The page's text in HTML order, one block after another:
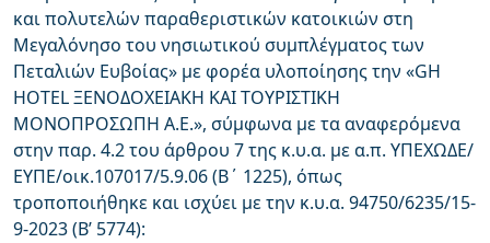
και πολυτελών παραθεριστικών κατοικιών στη
Μεγαλόνησο του νησιωτικού συμπλέγματος των
Πεταλιών Ευβοίας» με φορέα υλοποίησης την «GH
HOTEL ΞΕΝΟΔΟΧΕΙΑΚΗ ΚΑΙ ΤΟΥΡΙΣΤΙΚΗ
ΜΟΝΟΠΡΟΣΩΠΗ Α.Ε.», σύμφωνα με τα αναφερόμενα
στην παρ. 4.2 του άρθρου 7 της κ.υ.α. με α.π. ΥΠΕΧΩΔΕ/
ΕΥΠΕ/οικ.107017/5.9.06 (Β΄ 1225), όπως
τροποποιήθηκε και ισχύει με την κ.υ.α. 94750/6235/15-
9-2023 (Β’ 5774):